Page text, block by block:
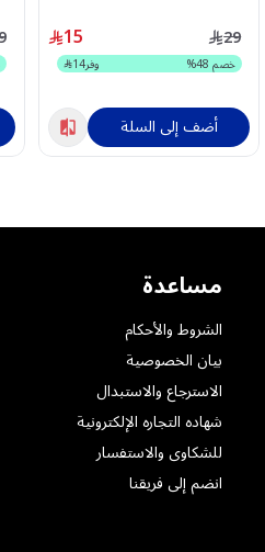
وبقوة 60 واط - أسود 15 29
خصم48
% وفر14
أضف إلى السلة
مساعدة
الشروط والأحكام
بيان الخصوصية
الاسترجاع والاستبدال
شهاده التجاره الإلكترونية
للشكاوى والاستفسار
انضم إلى فريقنا